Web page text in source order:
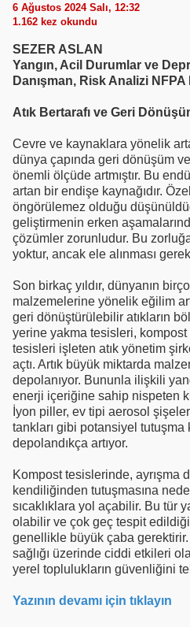
6 Ağustos 2024 Salı, 12:32
1.162 kez okundu
SEZER ASLAN
Yangın, Acil Durumlar ve
Danışman, Risk Analizi NFPA
Atık Bertarafı ve Geri
Cevre ve kaynaklara yönelik
dünya çapında geri dönüşüm
önemli ölçüde artmıştır. Bu
artan bir endişe kaynağıdır.
öngörülemez olduğu
geliştirmenin erken
çözümler zorunludur. Bu
yoktur, ancak ele alınması
Son birkaç yıldır, dünyanın
malzemelerine yönelik eğilim
geri dönüştürülebilir atıkların
yerine yakma tesisleri,
tesisleri işleten atık yönetim
açtı. Artık büyük miktarda
depolanıyor. Bununla ilişkili
enerji içeriğine sahip nispeten
İyon piller, ev tipi aerosol
tankları gibi potansiyel tutuşma
depolandıkça artıyor.
Kompost tesislerinde, ayrışma
kendiliğinden tutuşmasına
sıcaklıklara yol açabilir. Bu tür
olabilir ve çok geç tespit
genellikle büyük çaba
sağlığı üzerinde ciddi etkileri
yerel toplulukların güvenliğini
Yazının devamı için tıklayın